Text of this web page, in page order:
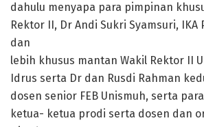
dahulu menyapa para pimpinan
Rektor II, Dr Andi Sukri Syamsuri, IKA
dan
lebih khusus mantan Wakil Rektor II
Idrus serta Dr dan Rusdi Rahman
dosen senior FEB Unismuh, serta
ketua- ketua prodi serta dosen dan